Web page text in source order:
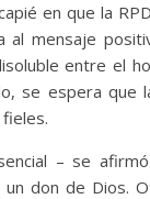
en que la
al mensaje
entre el
se espera que
– se
don de Dios.